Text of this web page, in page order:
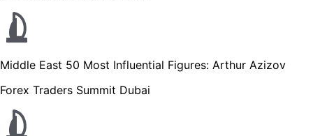
Middle East 50 Most Influential Figures: Arthur Azizov
Forex Traders Summit Dubai